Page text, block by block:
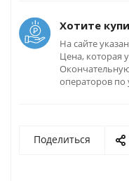
Хотите
На сайте
Цена, которая
операторов по
Поделиться